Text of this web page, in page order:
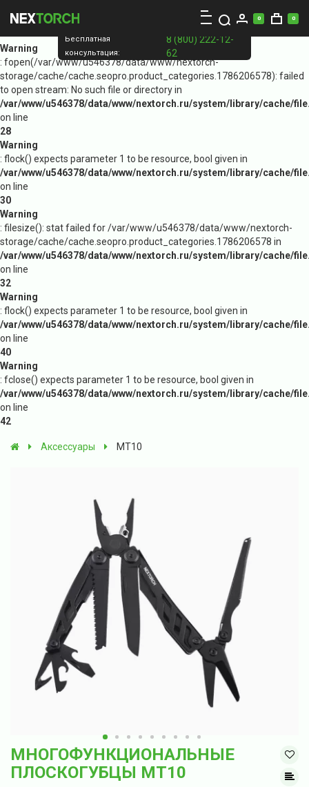
Warning
: fopen(/var/www/u546378/data/www/nextorch-
storage/cache/cache.seopro.product_categories.1786206578): failed
to open stream: No such file or directory in
/var/www/u546378/data/www/nextorch.ru/system/library/cache/
on line
28
Warning
: flock() expects parameter 1 to be resource, bool given in
/var/www/u546378/data/www/nextorch.ru/system/library/cache/
on line
30
Warning
: filesize(): stat failed for /var/www/u546378/data/www/nextorch-
storage/cache/cache.seopro.product_categories.1786206578 in
/var/www/u546378/data/www/nextorch.ru/system/library/cache/
on line
32
Warning
: flock() expects parameter 1 to be resource, bool given in
/var/www/u546378/data/www/nextorch.ru/system/library/cache/
on line
40
Warning
: fclose() expects parameter 1 to be resource, bool given in
/var/www/u546378/data/www/nextorch.ru/system/library/cache/
on line
42
0 0
Аксессуары MT10
МНОГОФУНКЦИОНАЛЬНЫЕ
ПЛОСКОГУБЦЫ MT10
Бесплатная
консультация:
8 (800) 222-12-
62